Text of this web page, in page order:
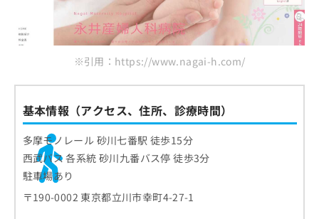
※引用：https://www.nagai-h.com/
基本情報（アクセス、住所、診療時間）
多摩モノレール 砂川七番駅 徒歩15分
西武バス 各系統 砂川九番バス停 徒歩3分
駐車場あり
〒190-0002 東京都立川市幸町4-27-1